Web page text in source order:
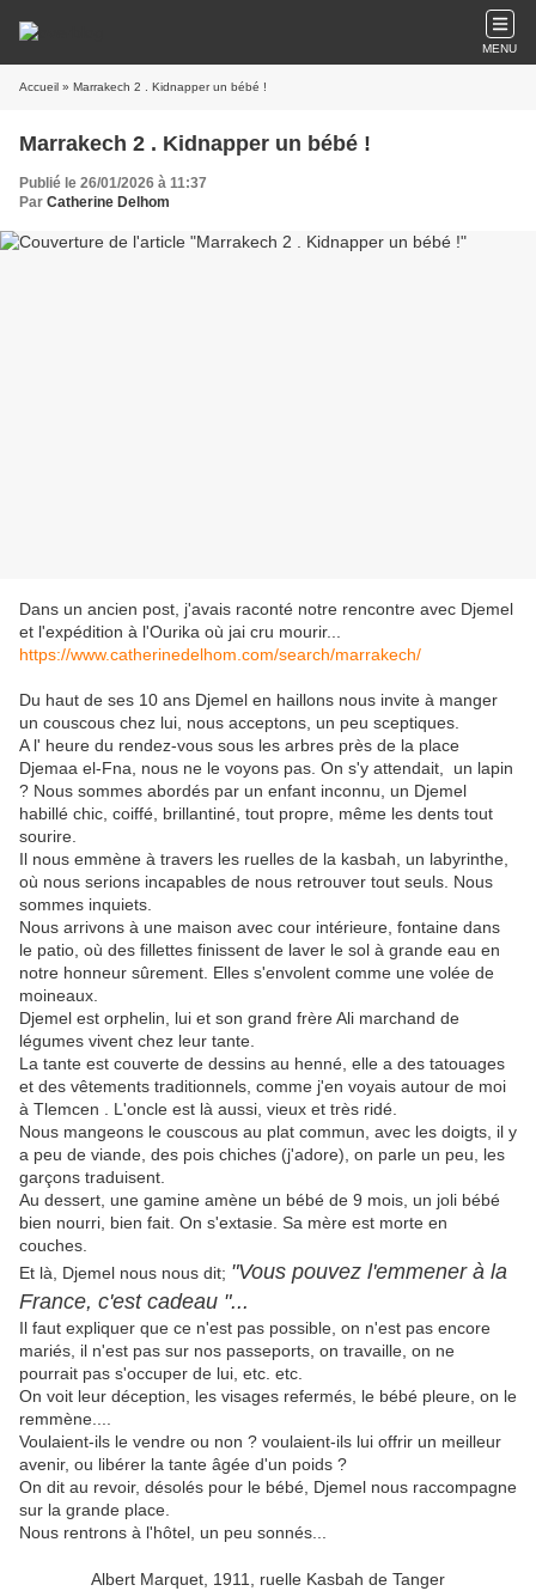
MENU
Accueil » Marrakech 2 . Kidnapper un bébé !
Marrakech 2 . Kidnapper un bébé !
Publié le 26/01/2026 à 11:37
Par Catherine Delhom
Dans un ancien post, j'avais raconté notre rencontre avec Djemel
et l'expédition à l'Ourika où jai cru mourir...
https://www.catherinedelhom.com/search/marrakech/
Du haut de ses 10 ans Djemel en haillons nous invite à manger
un couscous chez lui, nous acceptons, un peu sceptiques.
A l' heure du rendez-vous sous les arbres près de la place
Djemaa el-Fna, nous ne le voyons pas. On s'y attendait, un lapin
? Nous sommes abordés par un enfant inconnu, un Djemel
habillé chic, coiffé, brillantiné, tout propre, même les dents tout
sourire.
Il nous emmène à travers les ruelles de la kasbah, un labyrinthe,
où nous serions incapables de nous retrouver tout seuls. Nous
sommes inquiets.
Nous arrivons à une maison avec cour intérieure, fontaine dans
le patio, où des fillettes finissent de laver le sol à grande eau en
notre honneur sûrement. Elles s'envolent comme une volée de
moineaux.
Djemel est orphelin, lui et son grand frère Ali marchand de
légumes vivent chez leur tante.
La tante est couverte de dessins au henné, elle a des tatouages
et des vêtements traditionnels, comme j'en voyais autour de moi
à Tlemcen . L'oncle est là aussi, vieux et très ridé.
Nous mangeons le couscous au plat commun, avec les doigts, il y
a peu de viande, des pois chiches (j'adore), on parle un peu, les
garçons traduisent.
Au dessert, une gamine amène un bébé de 9 mois, un joli bébé
bien nourri, bien fait. On s'extasie. Sa mère est morte en
couches.
Et là, Djemel nous nous dit; "Vous pouvez l'emmener à la
France, c'est cadeau "...
Il faut expliquer que ce n'est pas possible, on n'est pas encore
mariés, il n'est pas sur nos passeports, on travaille, on ne
pourrait pas s'occuper de lui, etc. etc.
On voit leur déception, les visages refermés, le bébé pleure, on le
remmène....
Voulaient-ils le vendre ou non ? voulaient-ils lui offrir un meilleur
avenir, ou libérer la tante âgée d'un poids ?
On dit au revoir, désolés pour le bébé, Djemel nous raccompagne
sur la grande place.
Nous rentrons à l'hôtel, un peu sonnés...
Albert Marquet, 1911, ruelle Kasbah de Tanger